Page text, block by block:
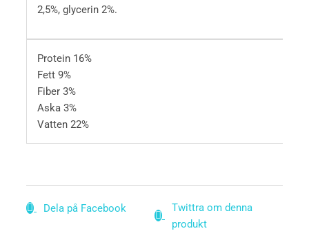
2,5%, glycerin 2%.
Protein 16%
Fett 9%
Fiber 3%
Aska 3%
Vatten 22%
Dela på Facebook
Twittra om denna
produkt